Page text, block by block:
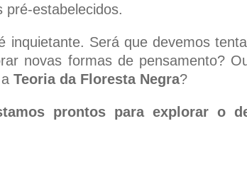
pré-estabelecidos.
inquietante. Será que devemos
novas formas de pensamento?
Teoria da Floresta Negra?
prontos para explorar o